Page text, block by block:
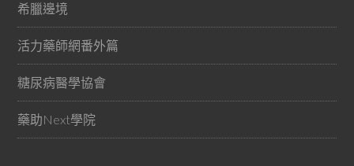
希臘邊境
活力藥師網番外篇
糖尿病醫學協會
藥助Next學院